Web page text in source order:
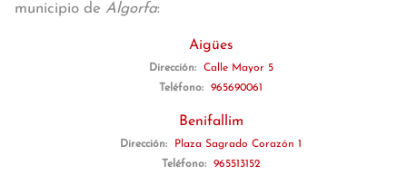
municipio de Algorfa:
Aigües
Dirección:
Calle Mayor 5
Teléfono:
965690061
Benifallim
Dirección:
Plaza Sagrado Corazón 1
Teléfono:
965513152